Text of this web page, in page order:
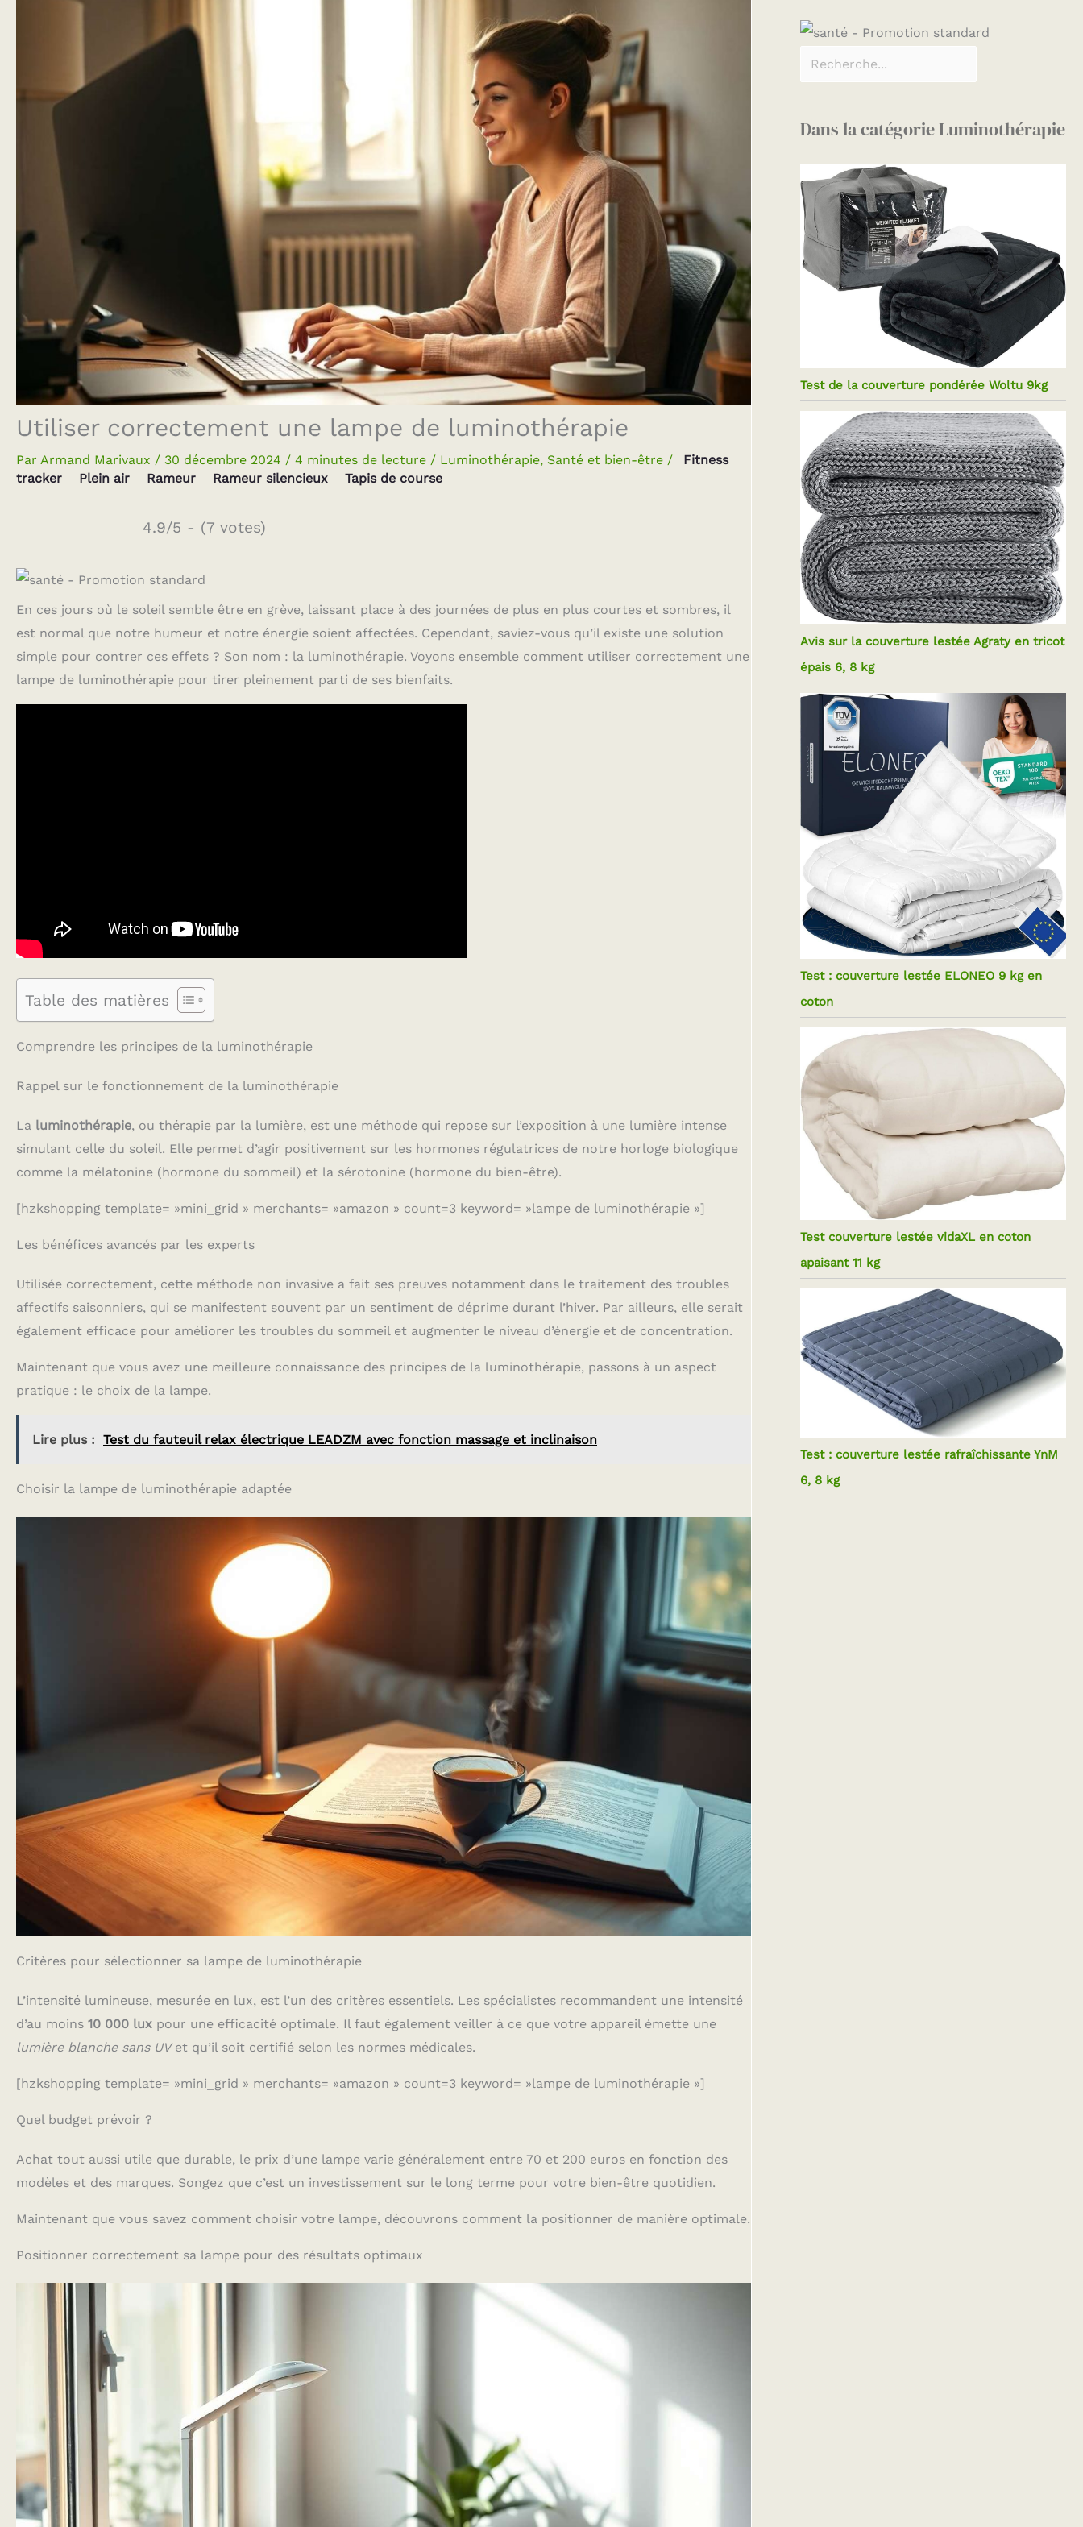
Utiliser correctement une lampe de luminothérapie
Par Armand Marivaux / 30 décembre 2024 / 4 minutes de lecture / Luminothérapie, Santé et bien-être /
Fitness
tracker
Plein air Rameur Rameur silencieux Tapis de course
4.9/5 - (7 votes)
En ces jours où le soleil semble être en grève, laissant place à des journées de plus en plus courtes et sombres, il
est normal que notre humeur et notre énergie soient affectées. Cependant, saviez-vous qu’il existe une solution
simple pour contrer ces effets ? Son nom : la luminothérapie. Voyons ensemble comment utiliser correctement une
lampe de luminothérapie pour tirer pleinement parti de ses bienfaits.
Table des matières
Comprendre les principes de la luminothérapie
Rappel sur le fonctionnement de la luminothérapie
La luminothérapie, ou thérapie par la lumière, est une méthode qui repose sur l’exposition à une lumière intense
simulant celle du soleil. Elle permet d’agir positivement sur les hormones régulatrices de notre horloge biologique
comme la mélatonine (hormone du sommeil) et la sérotonine (hormone du bien-être).
[hzkshopping template= »mini_grid » merchants= »amazon » count=3 keyword= »lampe de luminothérapie »]
Les bénéfices avancés par les experts
Utilisée correctement, cette méthode non invasive a fait ses preuves notamment dans le traitement des troubles
affectifs saisonniers, qui se manifestent souvent par un sentiment de déprime durant l’hiver. Par ailleurs, elle serait
également efficace pour améliorer les troubles du sommeil et augmenter le niveau d’énergie et de concentration.
Maintenant que vous avez une meilleure connaissance des principes de la luminothérapie, passons à un aspect
pratique : le choix de la lampe.
Lire plus : Test du fauteuil relax électrique LEADZM avec fonction massage et inclinaison
Choisir la lampe de luminothérapie adaptée
Critères pour sélectionner sa lampe de luminothérapie
L’intensité lumineuse, mesurée en lux, est l’un des critères essentiels. Les spécialistes recommandent une intensité
d’au moins 10 000 lux pour une efficacité optimale. Il faut également veiller à ce que votre appareil émette une
lumière blanche sans UVet qu’il soit certifié selon les normes médicales.
[hzkshopping template= »mini_grid » merchants= »amazon » count=3 keyword= »lampe de luminothérapie »]
Quel budget prévoir ?
Achat tout aussi utile que durable, le prix d’une lampe varie généralement entre 70 et 200 euros en fonction des
modèles et des marques. Songez que c’est un investissement sur le long terme pour votre bien-être quotidien.
Maintenant que vous savez comment choisir votre lampe, découvrons comment la positionner de manière optimale.
Positionner correctement sa lampe pour des résultats optimaux
Dans la catégorie Luminothérapie
Test de la couverture pondérée Woltu 9kg
Avis sur la couverture lestée Agraty en tricot
épais 6, 8 kg
Test : couverture lestée ELONEO 9 kg en
coton
Test couverture lestée vidaXL en coton
apaisant 11 kg
Test : couverture lestée rafraîchissante YnM
6, 8 kg